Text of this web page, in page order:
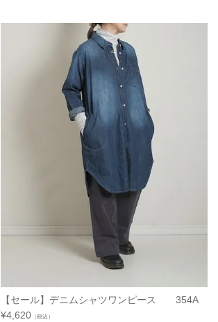
【セール】デニムシャツワンピース 354A
¥4,620（税込）